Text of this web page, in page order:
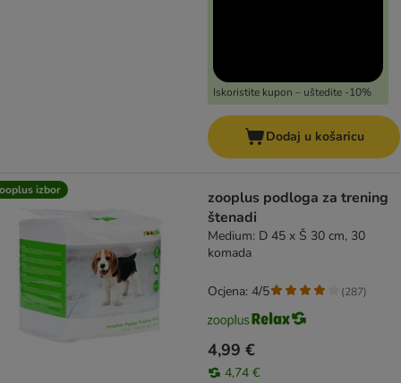
Iskoristite kupon – uštedite -10%
Dodaj u košaricu
izbor
zooplus podloga za trening
štenadi
Medium: D 45 x Š 30 cm, 30
komada
4,99 €
4,74 €
Ocjena: 4/5 (287)